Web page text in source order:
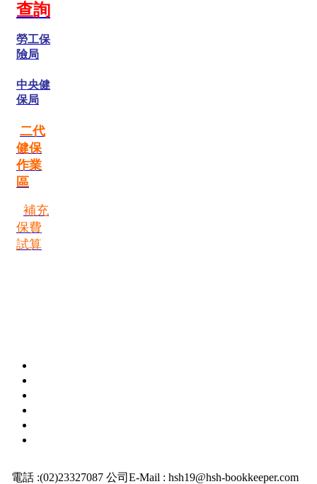
查詢
勞工保
險局
中央健
保局
二代
健保
作業
區
補充
保費
試算
電話 :(02)23327087 公司E-Mail : hsh19@hsh-bookkeeper.com